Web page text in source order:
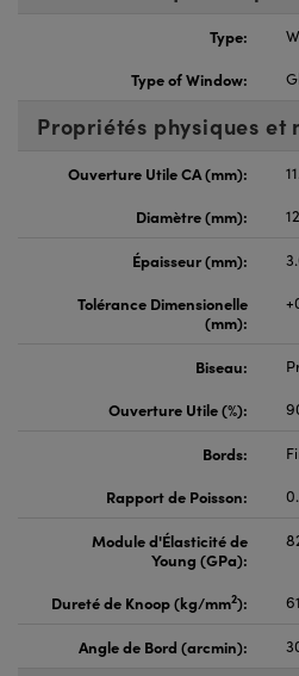
Type:
Type of Window:
Propriétés physiques et
Ouverture Utile CA (mm):
Diamètre (mm):
Épaisseur (mm):
Tolérance Dimensionelle
(mm):
Biseau:
Ouverture Utile (%):
Bords:
Rapport de Poisson:
Module d'Élasticité de
Young (GPa):
Dureté de Knoop (kg/mm2):
Angle de Bord (arcmin):